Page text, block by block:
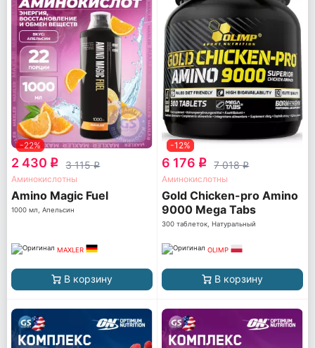
-22%
2 430 q 3 115q
Аминокислотны
Amino Magic Fuel
1000 мл, Апельсин
MAXLER
В корзину
-12%
6 176 q 7 018q
Аминокислотны
Gold Chicken-pro Amino
9000 Mega Tabs
300 таблеток, Натуральный
OLIMP
В корзину